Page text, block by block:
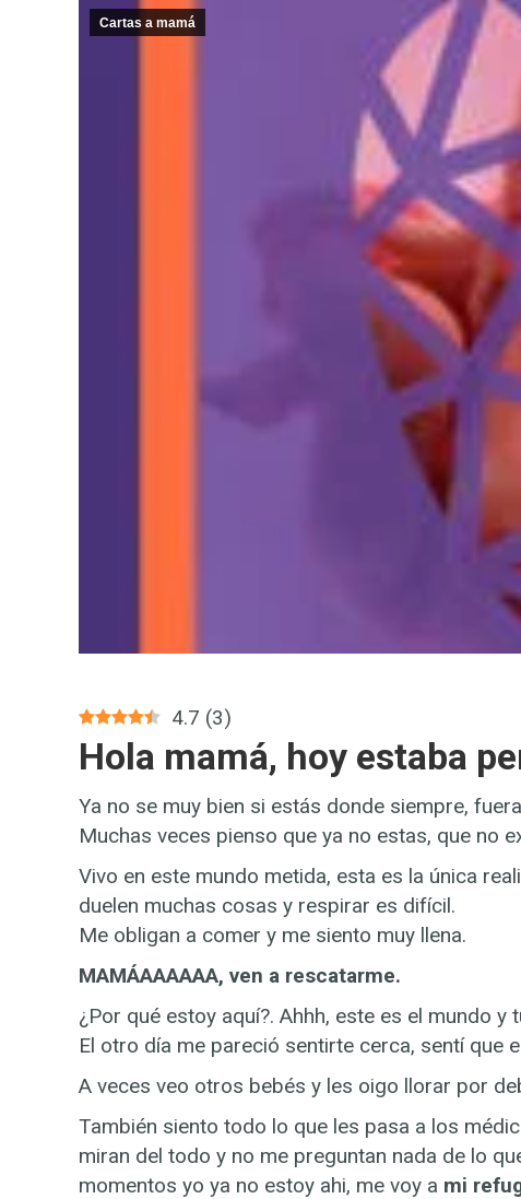
Cartas a mamá
4.7 (3)
Hola mamá, hoy estaba
Ya no se muy bien si estás donde siempre,
Muchas veces pienso que ya no estas, que no
Vivo en este mundo metida, esta es la única
duelen muchas cosas y respirar es difícil.
Me obligan a comer y me siento muy llena.
MAMÁAAAAAA, ven a rescatarme.
¿Por qué estoy aquí?. Ahhh, este es el mundo y
El otro día me pareció sentirte cerca, sentí que
A veces veo otros bebés y les oigo llorar por
También siento todo lo que les pasa a los
miran del todo y no me preguntan nada de lo
momentos yo ya no estoy ahi, me voy a mi